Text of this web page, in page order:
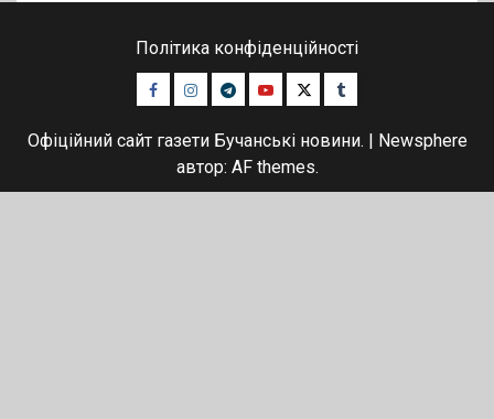
Політика конфіденційності
Facebook
Instagram
TelegramYoutubeTwitterTumblr
Офіційний сайт газети Бучанські новини. | Newsphere
автор: AF themes.